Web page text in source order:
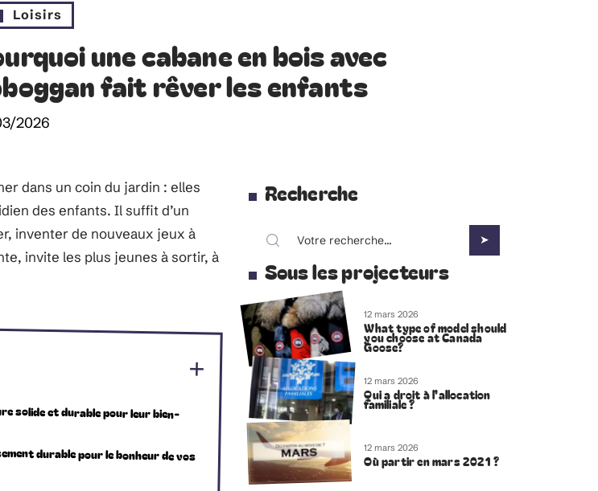
Loisirs
une cabane en bois avec
fait rêver les enfants
2026
dans un coin du jardin : elles
des enfants. Il suffit d’un
inventer de nouveaux jeux à
invite les plus jeunes à sortir, à
solide et durable pour leur bien-
durable pour le bonheur de vos
Recherche
Sous les projecteurs
12 mars 2026
What type of model should
you choose at Canada
Goose?
12 mars 2026
Qui a droit à l’allocation
familiale ?
12 mars 2026
Où partir en mars 2021 ?